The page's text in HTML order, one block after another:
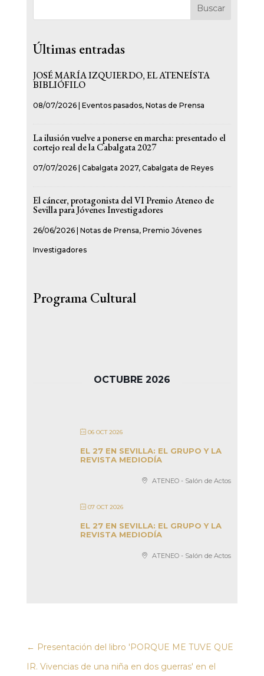
Buscar
Últimas entradas
JOSÉ MARÍA IZQUIERDO, EL ATENEÍSTA
BIBLIÓFILO
08/07/2026| Eventos pasados, Notas de Prensa
La ilusión vuelve a ponerse en marcha: presentado el
cortejo real de la Cabalgata 2027
07/07/2026| Cabalgata 2027, Cabalgata de Reyes
El cáncer, protagonista del VI Premio Ateneo de
Sevilla para Jóvenes Investigadores
26/06/2026| Notas de Prensa, Premio Jóvenes
Investigadores
Programa Cultural
OCTUBRE 2026
06 OCT 2026
EL 27 EN SEVILLA: EL GRUPO Y LA
REVISTA MEDIODÍA
ATENEO - Salón de Actos
07 OCT 2026
EL 27 EN SEVILLA: EL GRUPO Y LA
REVISTA MEDIODÍA
ATENEO - Salón de Actos
← Presentación del libro 'PORQUE ME TUVE QUE
IR. Vivencias de una niña en dos guerras' en el